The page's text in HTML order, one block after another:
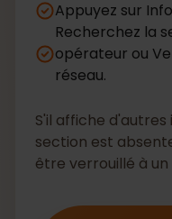
Appuyez sur
Recherchez la
opérateur ou
réseau.
S'il affiche
section est
être verrouillé à